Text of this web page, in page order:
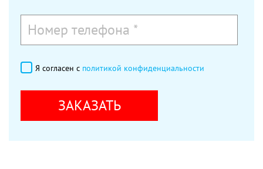
Я согласен с политикой конфиденциальности
ЗАКАЗАТЬ